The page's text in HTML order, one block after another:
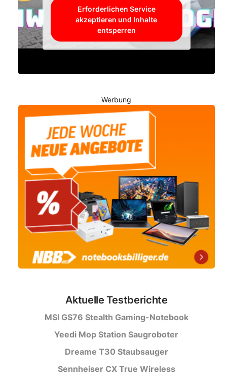
Erforderlichen Service
akzeptieren und Inhalte
entsperren
Werbung
Aktuelle Testberichte
MSI GS76 Stealth Gaming-Notebook
Yeedi Mop Station Saugroboter
Dreame T30 Staubsauger
Sennheiser CX True Wireless